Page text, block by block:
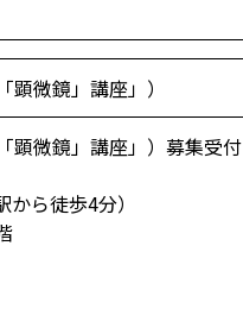
微鏡」講座」）
顕微鏡」講座」）募集受付
ら徒歩4分）